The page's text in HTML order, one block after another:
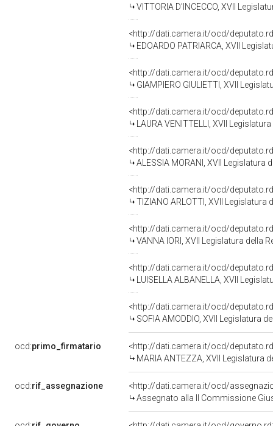
VITTORIA D'INCECCO, XVII
<http://dati.camera.it/ocd/
EDOARDO PATRIARCA, XVII
<http://dati.camera.it/ocd/
GIAMPIERO GIULIETTI, XVII
<http://dati.camera.it/ocd/
LAURA VENITTELLI, XVII
<http://dati.camera.it/ocd/
ALESSIA MORANI, XVII Legislatura
<http://dati.camera.it/ocd/
TIZIANO ARLOTTI, XVII Legislatura
<http://dati.camera.it/ocd/
VANNA IORI, XVII Legislatura della
<http://dati.camera.it/ocd/
LUISELLA ALBANELLA, XVII
<http://dati.camera.it/ocd/
SOFIA AMODDIO, XVII Legislatura
ocd:primo_firmatario
<http://dati.camera.it/ocd/
MARIA ANTEZZA, XVII Legislatura
ocd:rif_assegnazione
<http://dati.camera.it/ocd/
Assegnato alla II Commissione